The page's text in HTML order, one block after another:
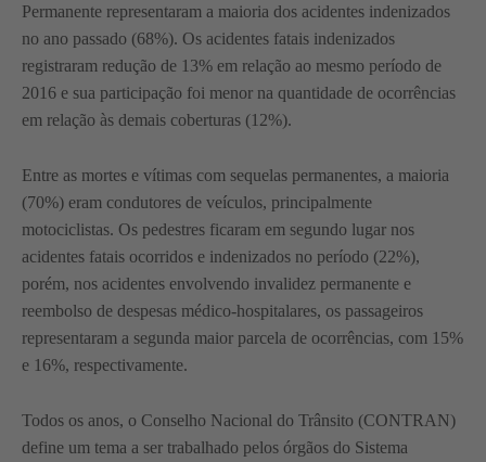
Permanente representaram a maioria dos acidentes indenizados
no ano passado (68%). Os acidentes fatais indenizados
registraram redução de 13% em relação ao mesmo período de
2016 e sua participação foi menor na quantidade de ocorrências
em relação às demais coberturas (12%).
Entre as mortes e vítimas com sequelas permanentes, a maioria
(70%) eram condutores de veículos, principalmente
motociclistas. Os pedestres ficaram em segundo lugar nos
acidentes fatais ocorridos e indenizados no período (22%),
porém, nos acidentes envolvendo invalidez permanente e
reembolso de despesas médico-hospitalares, os passageiros
representaram a segunda maior parcela de ocorrências, com 15%
e 16%, respectivamente.
Todos os anos, o Conselho Nacional do Trânsito (CONTRAN)
define um tema a ser trabalhado pelos órgãos do Sistema